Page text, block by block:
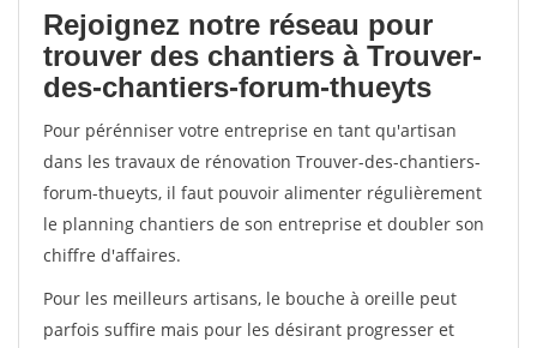
Rejoignez notre réseau pour
trouver des chantiers à Trouver-
des-chantiers-forum-thueyts
Pour pérénniser votre entreprise en tant qu'artisan
dans les travaux de rénovation Trouver-des-chantiers-
forum-thueyts, il faut pouvoir alimenter régulièrement
le planning chantiers de son entreprise et doubler son
chiffre d'affaires.
Pour les meilleurs artisans, le bouche à oreille peut
parfois suffire mais pour les désirant progresser et